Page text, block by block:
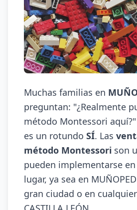
Muchas familias en
preguntan: "¿Realmente
método Montessori
es un rotundo SÍ. Las
método Montessori son
pueden implementarse
lugar, ya sea en
gran ciudad o en